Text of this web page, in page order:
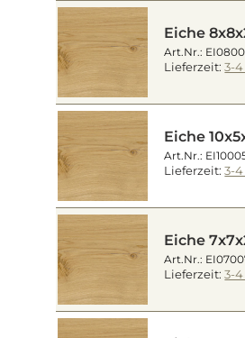
Eiche
Art.Nr.:
Lieferzeit:3-4
Eiche
Art.Nr.:
Lieferzeit:3-4
Eiche
Art.Nr.:
Lieferzeit:3-4